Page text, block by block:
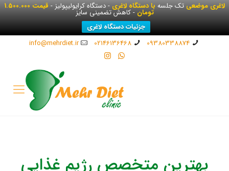
لاغری موضعیتک جلسهبا دستگاه لاغری- دستگاه کرایولیپولیز - قیمت 1.500.000
تومان- کاهش تضمینی سایز
جزئیات دستگاه لاغری
09380338874
02146136468
info@mehrdiet.ir
بهترین متخصص رژیم غذایی